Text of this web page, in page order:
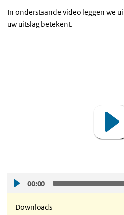
In onderstaande video leggen we
uw uitslag betekent.
00:00
Downloads